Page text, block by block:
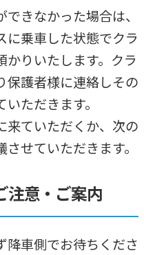
きなかった場合は、
に乗車した状態でクラ
かりいたします。クラ
保護者様に連絡しその
ただきます。
ていただくか、次の
せていただきます。
注意・ご案内
降車側でお待ちくださ
The
translation
may
differ
from
the
original
We
ask
that